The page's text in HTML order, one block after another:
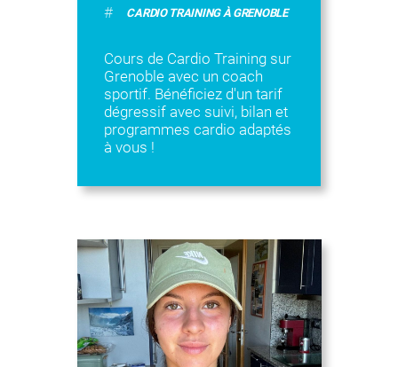
# CARDIO TRAINING À GRENOBLE
Cours de Cardio Training sur
Grenoble avec un coach
sportif. Bénéficiez d'un tarif
dégressif avec suivi, bilan et
programmes cardio adaptés
à vous !